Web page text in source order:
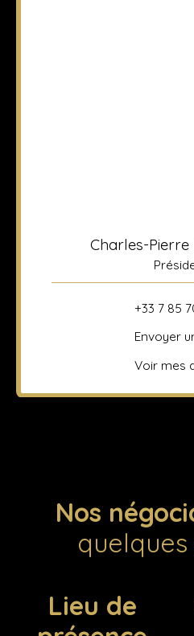
Charles-Pierre
+33 7 85
Envoyer
Voir mes
Nos
Lieu de